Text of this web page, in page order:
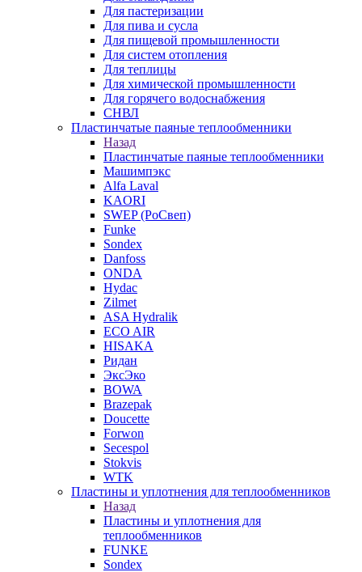
Для пастеризации
Для пива и сусла
Для пищевой промышленности
Для систем отопления
Для теплицы
Для химической промышленности
Для горячего водоснабжения
СНВЛ
Пластинчатые паяные теплообменники
Назад
Пластинчатые паяные теплообменники
Машимпэкс
Alfa Laval
KAORI
SWEP (РоСвеп)
Funke
Sondex
Danfoss
ONDA
Hydac
Zilmet
ASA Hydralik
ECO AIR
HISAKA
Ридан
ЭксЭко
BOWA
Brazepak
Doucette
Forwon
Secespol
Stokvis
WTK
Пластины и уплотнения для теплообменников
Назад
Пластины и уплотнения для
теплообменников
FUNKE
Sondex